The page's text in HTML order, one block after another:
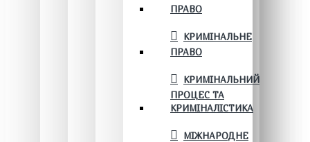
ПРАВО
КРИМІНАЛЬНЕ
ПРАВО
КРИМІНАЛЬНИЙ
ПРОЦЕС ТА
КРИМІНАЛІСТИКА
МІЖНАРОДНЕ